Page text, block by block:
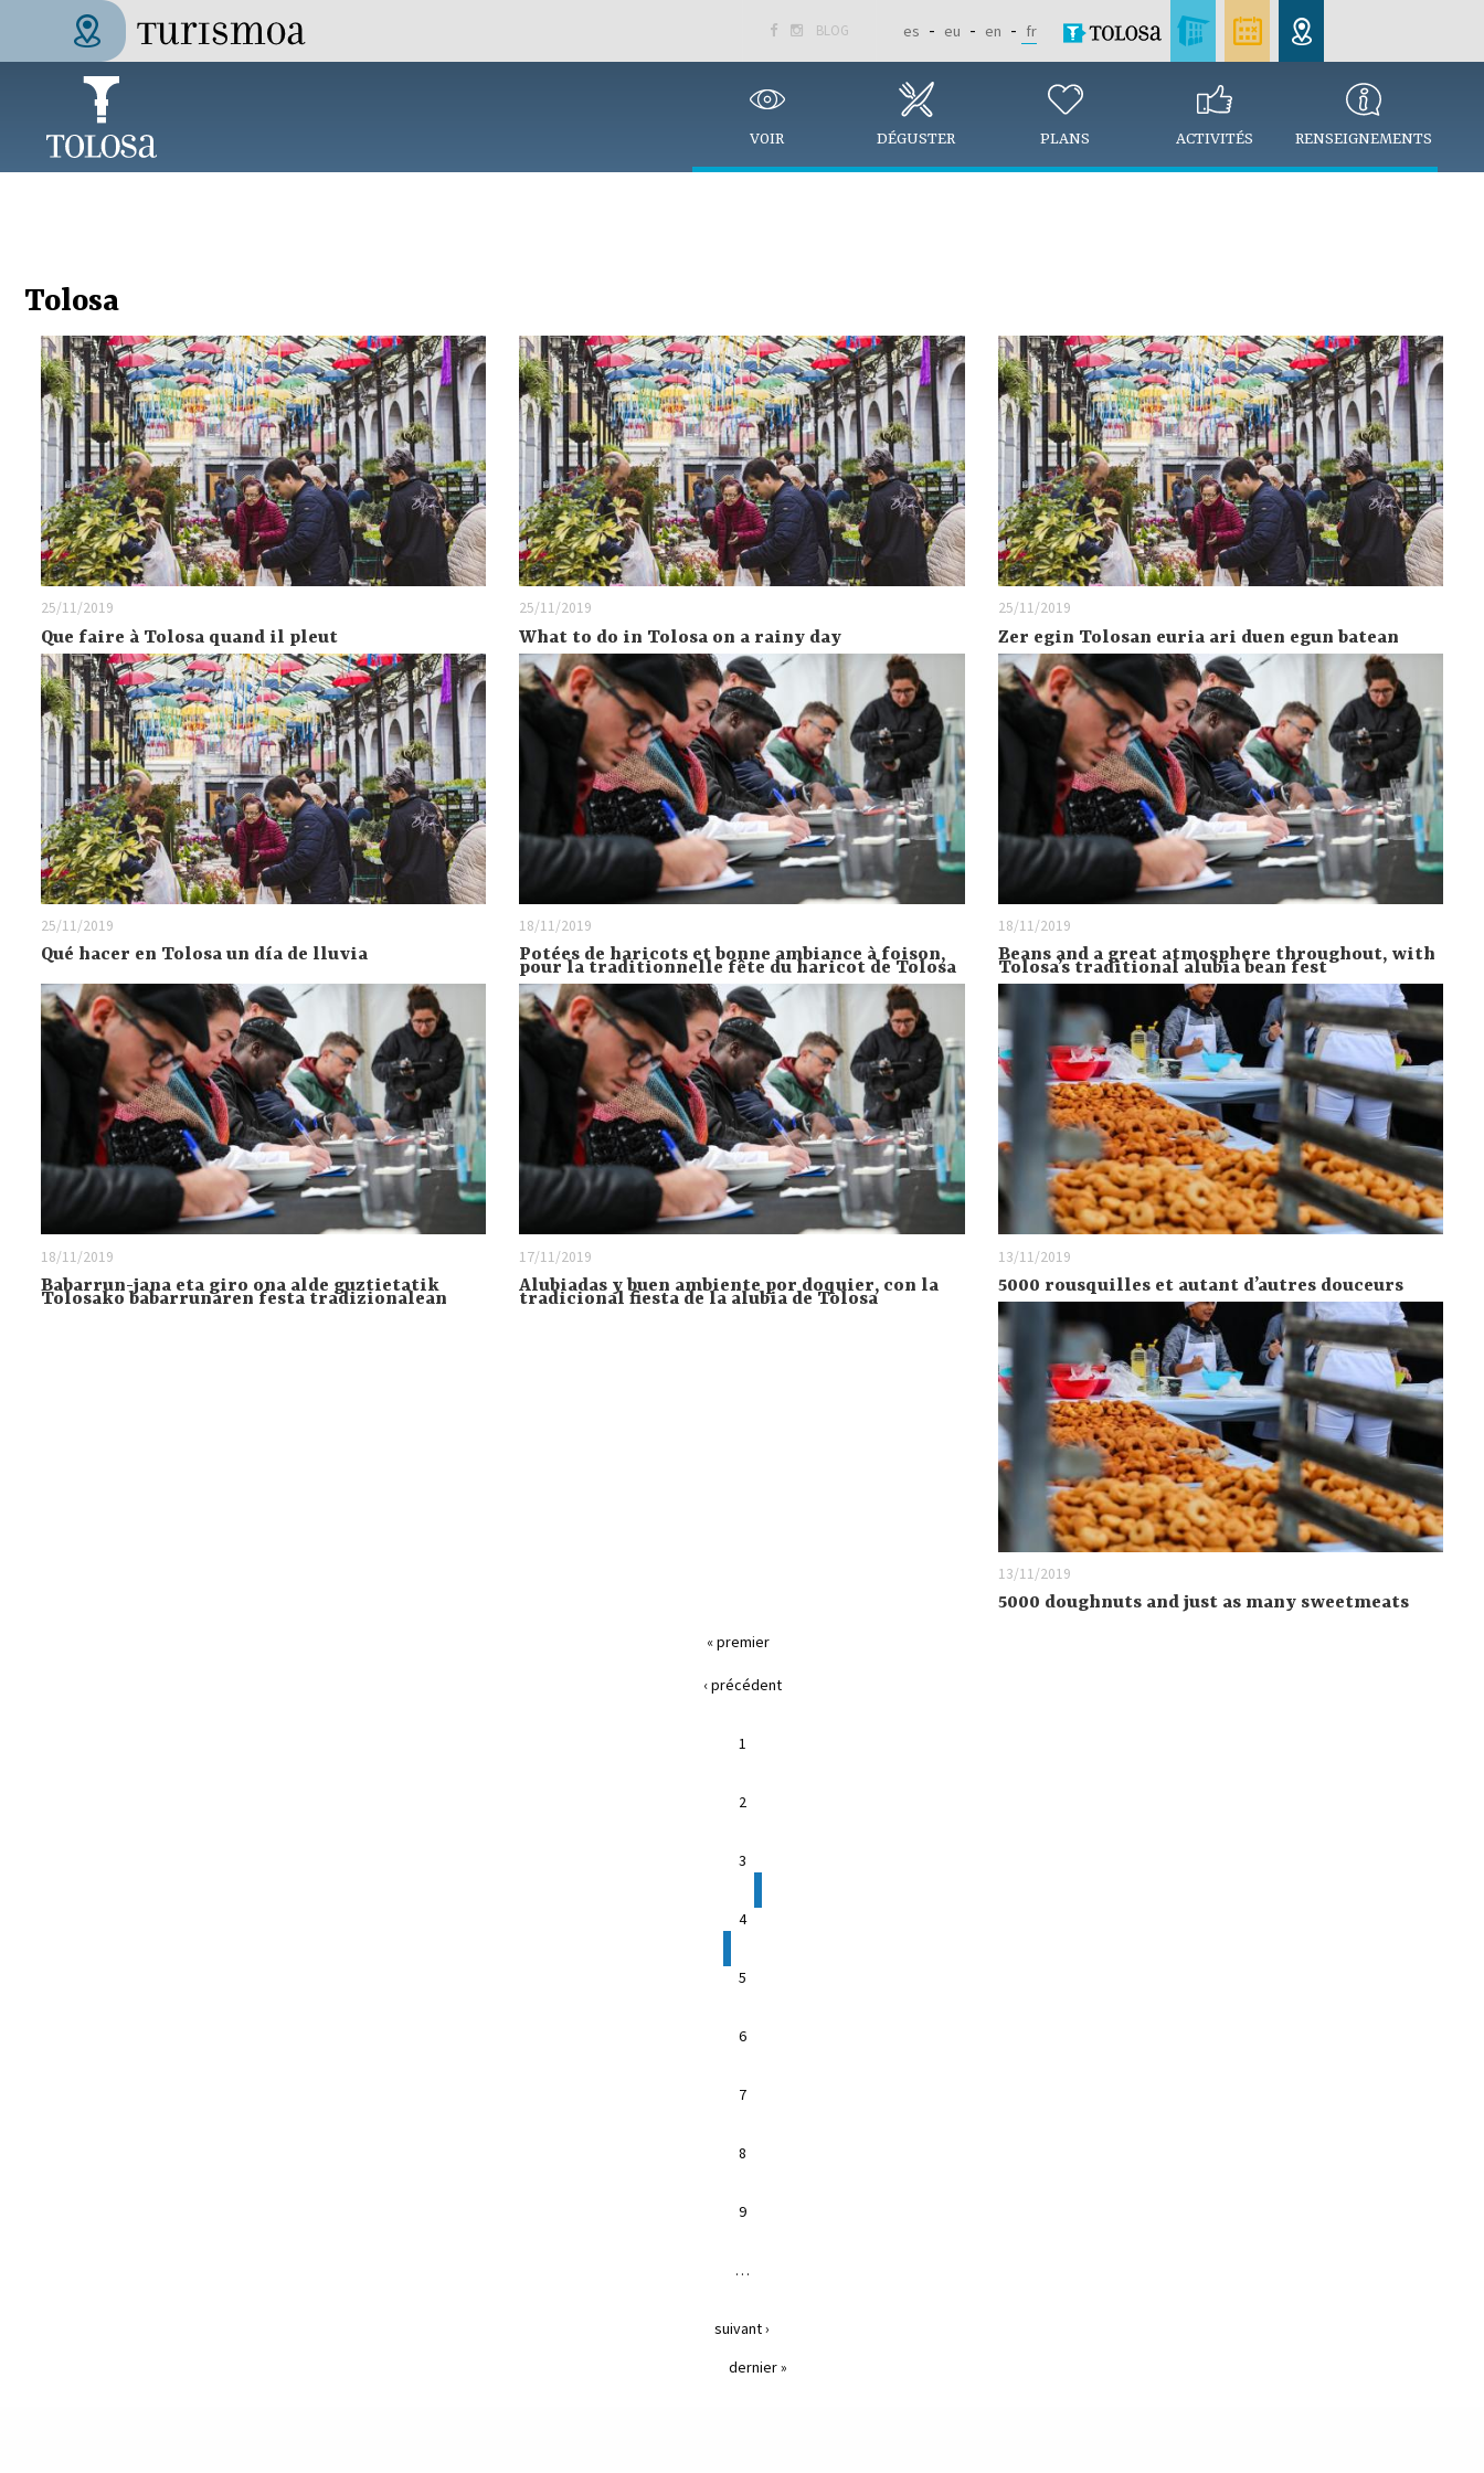
Aller au contenu principal
Tolosa Turismoa
  BLOG es eu en fr
VOIR DÉGUSTER PLANS ACTIVITÉS RENSEIGNEMENTS
Tolosa
25/11/2019
Que faire à Tolosa quand il pleut
25/11/2019
What to do in Tolosa on a rainy day
25/11/2019
Zer egin Tolosan euria ari duen egun batean
25/11/2019
Qué hacer en Tolosa un día de lluvia
18/11/2019
Potées de haricots et bonne ambiance à foison,
pour la traditionnelle fête du haricot de Tolosa
18/11/2019
Beans and a great atmosphere throughout, with
Tolosa’s traditional alubia bean fest
18/11/2019
Babarrun-jana eta giro ona alde guztietatik
Tolosako babarrunaren festa tradizionalean
17/11/2019
Alubiadas y buen ambiente por doquier, con la
tradicional fiesta de la alubia de Tolosa
13/11/2019
5000 rousquilles et autant d’autres douceurs
13/11/2019
5000 doughnuts and just as many sweetmeats
Pages
« premier
‹ précédent
1
2
3
4
5
6
7
8
9
…
suivant ›
dernier »